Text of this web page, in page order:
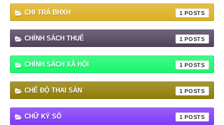
CHI TRẢ BHXH 1
CHÍNH SÁCH THUẾ 1
CHÍNH SÁCH XÃ HỘI 1
CHẾ ĐỘ THAI SẢN 1
CHỮ KÝ SỐ 1